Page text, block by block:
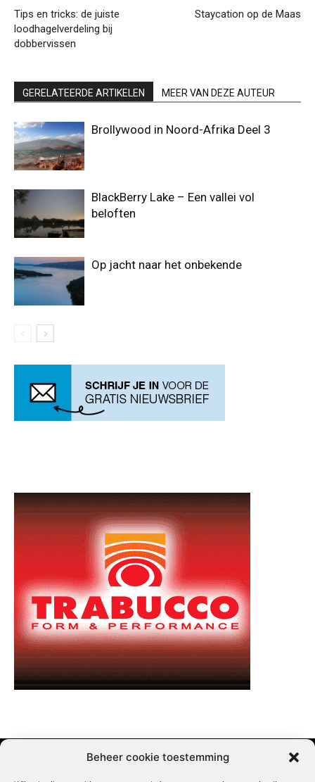
Beheer cookie toestemming
Tips en tricks: de juiste
loodhagelverdeling bij
dobbervissen
Staycation op de Maas
GERELATEERDE ARTIKELEN MEER VAN DEZE AUTEUR
Brollywood in Noord-Afrika Deel 3
BlackBerry Lake – Een vallei vol
beloften
Op jacht naar het onbekende